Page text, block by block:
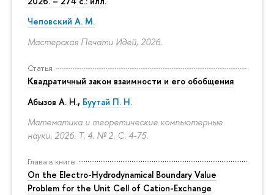
Чеповский А. М.
Мастерская Печати Идей, 2026.
Статья
Квадратичный закон взаимности и его обобщения
Абызов А. Н., Буутай П. Н.
Математика и теоретические компьютерные
науки. 2026. Т. 4. № 2. С. 4-75.
Глава в книге
On the Electro-Hydrodynamical Boundary Value
Problem for the Unit Cell of Cation-Exchange